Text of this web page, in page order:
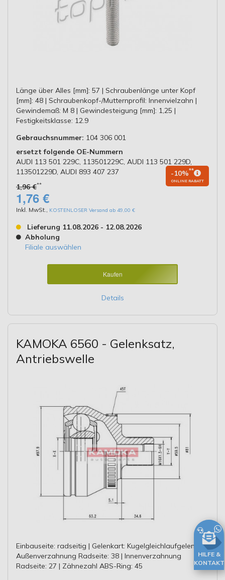
Länge über Alles [mm]: 57 | Schraubenlänge unter Kopf
[mm]: 48 | Schraubenkopf-/Mutternprofil: Innenvielzahn |
Gewindemaß: M 8 | Gewindesteigung [mm]: 1,25 |
Festigkeitsklasse: 12.9
Gebrauchsnummer: 104 306 001
ersetzt folgende OE-Nummern
AUDI 113 501 229C, 113501229C, AUDI 113 501 229D,
113501229D, AUDI 893 407 237
1,96 €**
-10%**
ONLINE RABATT
1,76 €
Inkl. MwSt. KOSTENLOSER Versand ab 49,00 €
Lieferung 11.08.2026 - 12.08.2026
Abholung
Filiale auswählen
Kaufen
Details
KAMOKA 6560 - Gelenksatz,
Antriebswelle
Einbauseite: radseitig | Gelenkart: Kugelgleichlaufgelenk |
Außenverzahnung Radseite: 38 | Innenverzahnung
Radseite: 27 | Zähnezahl ABS-Ring: 45
HILFE &
KONTAKT